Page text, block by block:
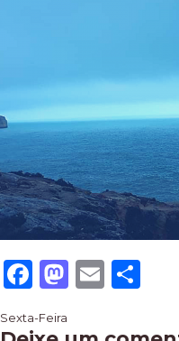
Facebook
Email
Navegação
Sexta-Feira